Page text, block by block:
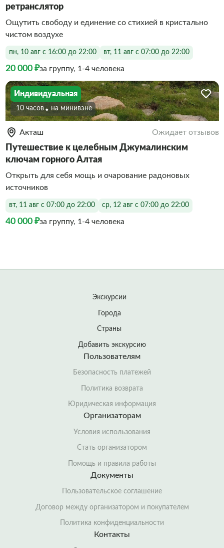
ретранслятор
Ощутить свободу и единение со стихией в кристально
чистом воздухе
пн, 10 авг с 16:00 до 22:00 вт, 11 авг с 07:00 до 22:00
20 000 ₽за группу, 1-4 человека
Индивидуальная
10 часов На минивэне
Акташ Ожидает отзывов
Путешествие к целебным Джумалинским
ключам горного Алтая
Открыть для себя мощь и очарование радоновых
источников
вт, 11 авг с 07:00 до 22:00 ср, 12 авг с 07:00 до 22:00
40 000 ₽за группу, 1-4 человека
Экскурсии
Города
Страны
Добавить экскурсию
Пользователям
Безопасность платежей
Политика возврата
Юридическая информация
Организаторам
Условия использования
Стать организатором
Помощь и правила работы
Документы
Пользовательское соглашение
Договор между организатором и покупателем
Политика конфиденциальности
Контакты